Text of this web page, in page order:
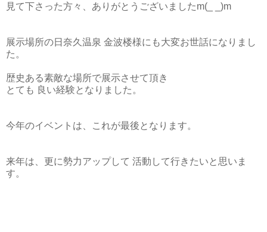
見て下さった方々、ありがとうございましたm(_ _)m
展示場所の日奈久温泉 金波楼様にも大変お世話になりまし
た。
歴史ある素敵な場所で展示させて頂き
とても 良い経験となりました。
今年のイベントは、これが最後となります。
来年は、更に勢力アップして 活動して行きたいと思いま
す。